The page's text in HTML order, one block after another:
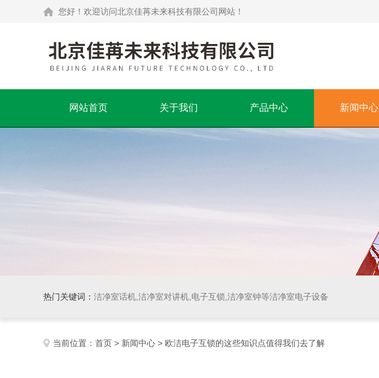
您好！欢迎访问北京佳苒未来科技有限公司网站！
网站首页 关于我们 产品中心 新闻中心
热门关键词： 洁净室话机,洁净室对讲机,电子互锁,洁净室钟等洁净室电子设备
当前位置： 首页 > 新闻中心 > 欧洁电子互锁的这些知识点值得我们去了解